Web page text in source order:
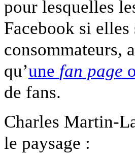
pour lesquelles
Facebook si
consommateurs,
qu’une fan page
de fans.
Charles Martin-
le paysage :